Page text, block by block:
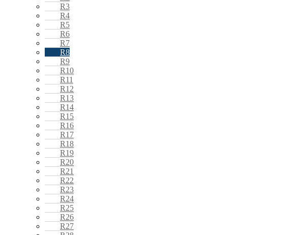
R3
R4
R5
R6
R7
R8
R9
R10
R11
R12
R13
R14
R15
R16
R17
R18
R19
R20
R21
R22
R23
R24
R25
R26
R27